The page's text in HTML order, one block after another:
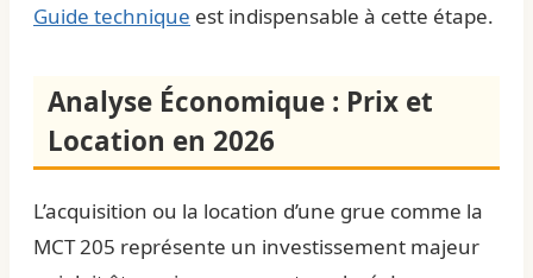
Guide technique est indispensable à cette étape.
Analyse Économique : Prix et
Location en 2026
L’acquisition ou la location d’une grue comme la
MCT 205 représente un investissement majeur